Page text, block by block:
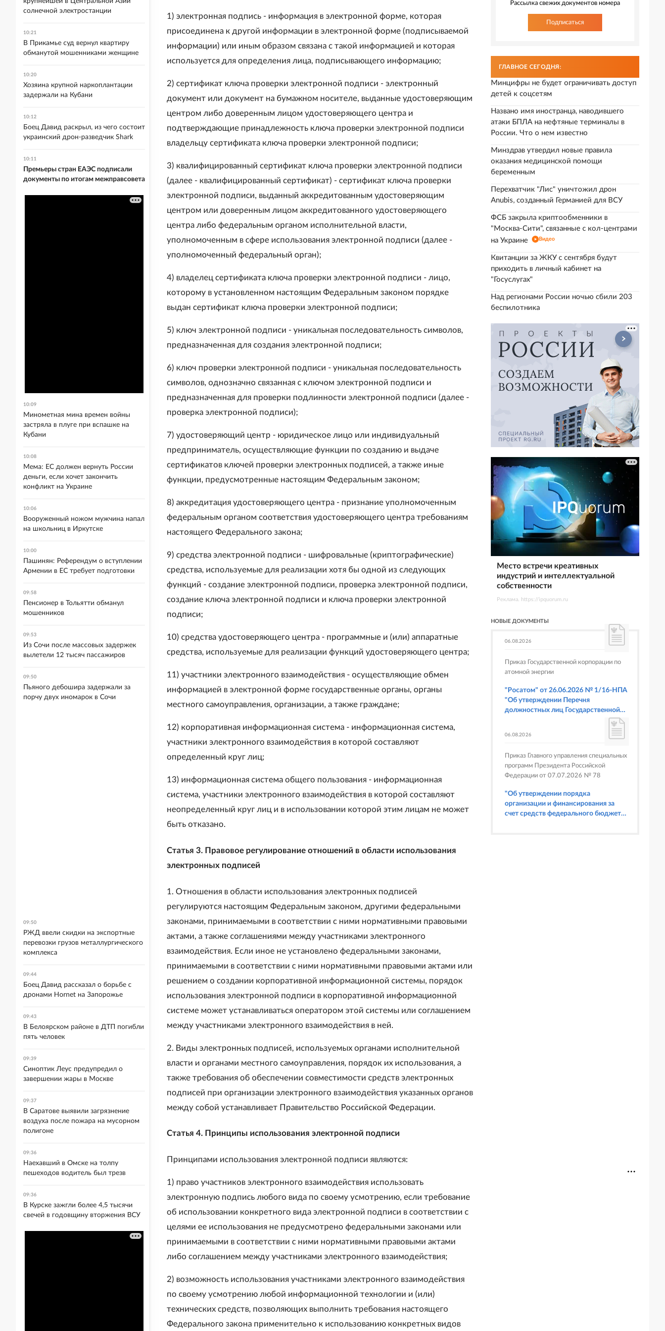
1) электронная подпись - информация в электронной форме, которая
присоединена к другой информации в электронной форме (подписываемой
информации) или иным образом связана с такой информацией и которая
используется для определения лица, подписывающего информацию;
2) сертификат ключа проверки электронной подписи - электронный
документ или документ на бумажном носителе, выданные удостоверяющим
центром либо доверенным лицом удостоверяющего центра и
подтверждающие принадлежность ключа проверки электронной подписи
владельцу сертификата ключа проверки электронной подписи;
3) квалифицированный сертификат ключа проверки электронной подписи
(далее - квалифицированный сертификат) - сертификат ключа проверки
электронной подписи, выданный аккредитованным удостоверяющим
центром или доверенным лицом аккредитованного удостоверяющего
центра либо федеральным органом исполнительной власти,
уполномоченным в сфере использования электронной подписи (далее -
уполномоченный федеральный орган);
4) владелец сертификата ключа проверки электронной подписи - лицо,
которому в установленном настоящим Федеральным законом порядке
выдан сертификат ключа проверки электронной подписи;
5) ключ электронной подписи - уникальная последовательность символов,
предназначенная для создания электронной подписи;
6) ключ проверки электронной подписи - уникальная последовательность
символов, однозначно связанная с ключом электронной подписи и
предназначенная для проверки подлинности электронной подписи (далее -
проверка электронной подписи);
7) удостоверяющий центр - юридическое лицо или индивидуальный
предприниматель, осуществляющие функции по созданию и выдаче
сертификатов ключей проверки электронных подписей, а также иные
функции, предусмотренные настоящим Федеральным законом;
8) аккредитация удостоверяющего центра - признание уполномоченным
федеральным органом соответствия удостоверяющего центра требованиям
настоящего Федерального закона;
9) средства электронной подписи - шифровальные (криптографические)
средства, используемые для реализации хотя бы одной из следующих
функций - создание электронной подписи, проверка электронной подписи,
создание ключа электронной подписи и ключа проверки электронной
подписи;
10) средства удостоверяющего центра - программные и (или) аппаратные
средства, используемые для реализации функций удостоверяющего центра;
11) участники электронного взаимодействия - осуществляющие обмен
информацией в электронной форме государственные органы, органы
местного самоуправления, организации, а также граждане;
12) корпоративная информационная система - информационная система,
участники электронного взаимодействия в которой составляют
определенный круг лиц;
13) информационная система общего пользования - информационная
система, участники электронного взаимодействия в которой составляют
неопределенный круг лиц и в использовании которой этим лицам не может
быть отказано.
Статья 3. Правовое регулирование отношений в области использования
электронных подписей
1. Отношения в области использования электронных подписей
регулируются настоящим Федеральным законом, другими федеральными
законами, принимаемыми в соответствии с ними нормативными правовыми
актами, а также соглашениями между участниками электронного
взаимодействия. Если иное не установлено федеральными законами,
принимаемыми в соответствии с ними нормативными правовыми актами или
решением о создании корпоративной информационной системы, порядок
использования электронной подписи в корпоративной информационной
системе может устанавливаться оператором этой системы или соглашением
между участниками электронного взаимодействия в ней.
2. Виды электронных подписей, используемых органами исполнительной
власти и органами местного самоуправления, порядок их использования, а
также требования об обеспечении совместимости средств электронных
подписей при организации электронного взаимодействия указанных органов
между собой устанавливает Правительство Российской Федерации.
Статья 4. Принципы использования электронной подписи
Принципами использования электронной подписи являются:
1) право участников электронного взаимодействия использовать
электронную подпись любого вида по своему усмотрению, если требование
об использовании конкретного вида электронной подписи в соответствии с
целями ее использования не предусмотрено федеральными законами или
принимаемыми в соответствии с ними нормативными правовыми актами
либо соглашением между участниками электронного взаимодействия;
2) возможность использования участниками электронного взаимодействия
по своему усмотрению любой информационной технологии и (или)
технических средств, позволяющих выполнить требования настоящего
Федерального закона применительно к использованию конкретных видов
Рассылка свежих документов номера
Подписаться
ГЛАВНОЕ СЕГОДНЯ:
Минцифры не будет ограничивать доступ
детей к соцсетям
Названо имя иностранца, наводившего
атаки БПЛА на нефтяные терминалы в
России. Что о нем известно
Минздрав утвердил новые правила
оказания медицинской помощи
беременным
Перехватчик "Лис" уничтожил дрон
Anubis, созданный Германией для ВСУ
ФСБ закрыла криптообменники в
"Москва-Сити", связанные с кол-центрами
на Украине
Видео
Квитанции за ЖКУ с сентября будут
приходить в личный кабинет на
"Госуслугах"
Над регионами России ночью сбили 203
беспилотника
Место встречи креативных
индустрий и интеллектуальной
собственности
Реклама. https://ipquorum.ru
НОВЫЕ ДОКУМЕНТЫ
06.08.2026
Приказ Государственной корпорации по
атомной энергии
"Росатом" от 26.06.2026 № 1/16-НПА
"Об утверждении Перечня
должностных лиц Государственной
корпорации по атомной энергии
предусмотренных статьями 6.3, 8.1,
9.4, 9.5 и 9.5.1, частью 3 статьи 9.16,
статьей 14.44, частью 1 статьи 19.4,
статьей 19.4.1, частями 6 и 15 статьи
19.5, статьями 19.6 и 19.7, частью 1
статьи 19.26, статьей 19.33, частями 1,
2, 2.1, 6 и 6.1 статьи 20.4 Кодекса
06.08.2026
Приказ Главного управления специальных
программ Президента Российской
Федерации от 07.07.2026 № 78
"Об утверждении порядка
организации и финансирования за
счет средств федерального бюджета
солнечной электростанции
10:21
В Прикамье суд вернул квартиру
обманутой мошенниками женщине
10:20
Хозяина крупной наркоплантации
задержали на Кубани
10:12
Боец Давид раскрыл, из чего состоит
украинский дрон-разведчик Shark
10:11
Премьеры стран ЕАЭС подписали
документы по итогам межправсовета
10:09
Минометная мина времен войны
застряла в плуге при вспашке на
Кубани
10:08
Мема: ЕС должен вернуть России
деньги, если хочет закончить
конфликт на Украине
10:06
Вооруженный ножом мужчина напал
на школьниц в Иркутске
10:00
Пашинян: Референдум о вступлении
Армении в ЕС требует подготовки
09:58
Пенсионер в Тольятти обманул
мошенников
09:53
Из Сочи после массовых задержек
вылетели 12 тысяч пассажиров
09:50
Пьяного дебошира задержали за
порчу двух иномарок в Сочи
09:50
РЖД ввели скидки на экспортные
перевозки грузов металлургического
комплекса
09:44
Боец Давид рассказал о борьбе с
дронами Hornet на Запорожье
09:43
В Белоярском районе в ДТП погибли
пять человек
09:39
Синоптик Леус предупредил о
завершении жары в Москве
09:37
В Саратове выявили загрязнение
воздуха после пожара на мусорном
полигоне
09:36
Наехавший в Омске на толпу
пешеходов водитель был трезв
09:36
В Курске зажгли более 4,5 тысячи
свечей в годовщину вторжения ВСУ